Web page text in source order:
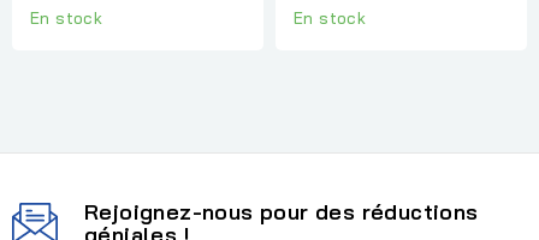
En stock En stock
Rejoignez-nous pour des réductions
géniales !